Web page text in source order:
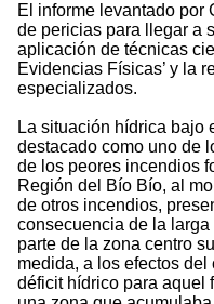
El informe levantado por
de pericias para llegar a
aplicación de técnicas
Evidencias Físicas’ y la
especializados.
La situación hídrica bajo
destacado como uno de
de los peores incendios
Región del Bío Bío, al
de otros incendios,
consecuencia de la
parte de la zona centro
medida, a los efectos del
déficit hídrico para aquel